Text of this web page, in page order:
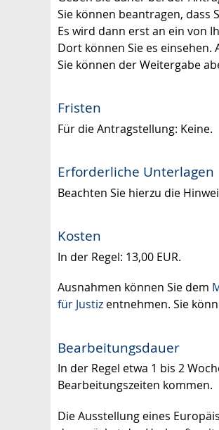
Sie können beantragen, dass
Es wird dann erst an ein von
Dort können Sie es
Sie können der Weitergabe
Fristen
Für die Antragstellung: Keine.
Erforderliche Unterlagen
Beachten Sie hierzu die
Kosten
In der Regel: 13,00 EUR.
Ausnahmen können Sie dem
für Justiz entnehmen. Sie
Bearbeitungsdauer
In der Regel etwa 1 bis 2
Bearbeitungszeiten kommen.
Die Ausstellung eines